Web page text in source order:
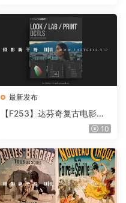
最新发布
【F253】达芬奇复古电影胶
片质感DCTL节点调色预设 M
T V4.0
10